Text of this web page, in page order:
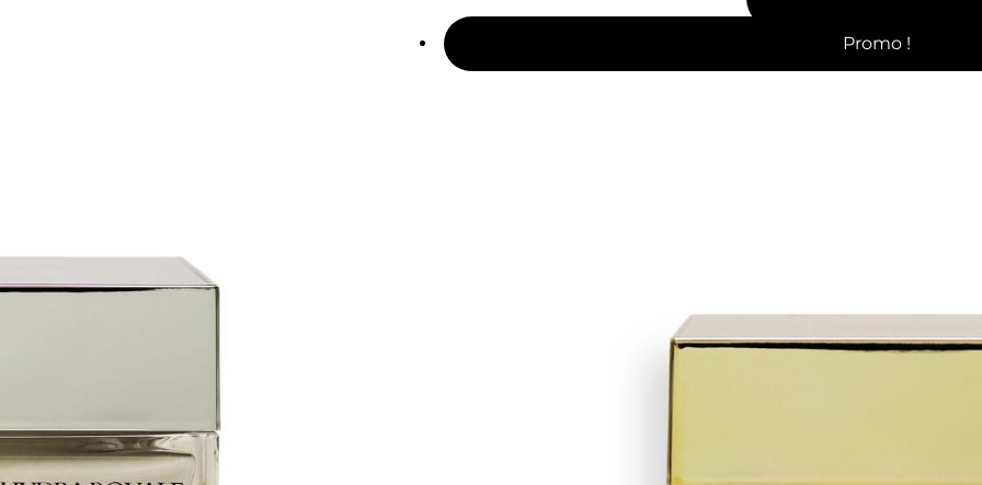
Promo !